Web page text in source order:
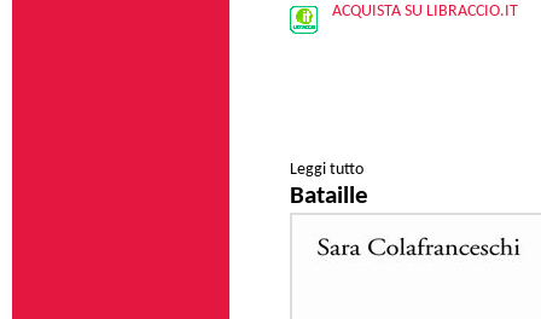
ACQUISTA SU LIBRACCIO.IT
Leggi tutto
Bataille